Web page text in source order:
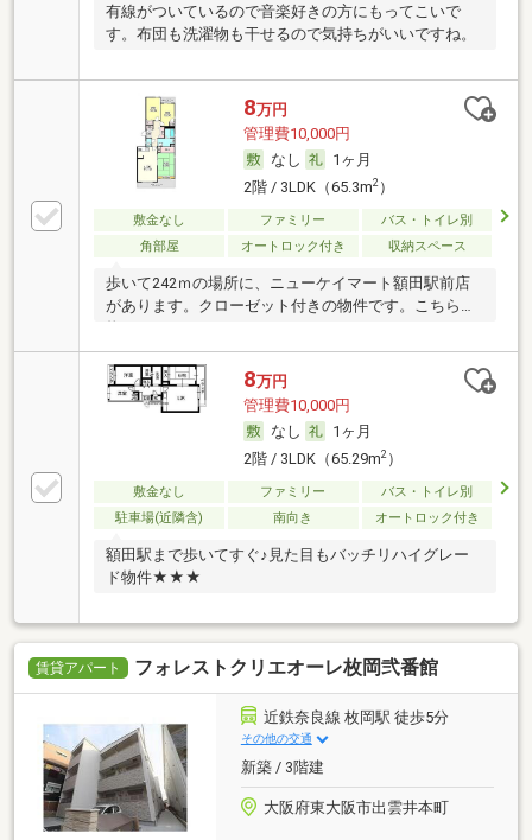
有線がついているので音楽好きの方にもってこいで
す。布団も洗濯物も干せるので気持ちがいいですね。
8万円
管理費10,000円
なし
1ヶ月
2階 / 3LDK（65.3m2）
敷金なし ファミリー
バス・トイレ別
角部屋
オートロック付き 収納スペース
歩いて242ｍの場所に、ニューケイマート額田駅前店
があります。クローゼット付きの物件です。こちらの
8万円
管理費10,000円
なし
1ヶ月
2階 / 3LDK（65.29m2）
敷金なし ファミリー
バス・トイレ別
駐車場(近隣含)
南向き オートロック付き
額田駅まで歩いてすぐ♪見た目もバッチリハイグレー
ド物件★★★
賃貸アパート フォレストクリエオーレ枚岡弐番館
近鉄奈良線 枚岡駅 徒歩5分
その他の交通
新築 / 3階建
大阪府東大阪市出雲井本町